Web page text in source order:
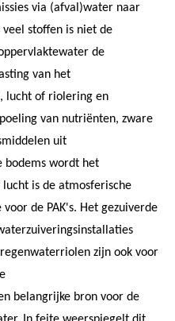
via (afval)water naar
stoffen is niet de
de
van het
lucht of riolering en
van nutriënten, zware
uit
bodems wordt het
is de atmosferische
de PAK's. Het gezuiverde
zijn ook voor
belangrijke bron voor de